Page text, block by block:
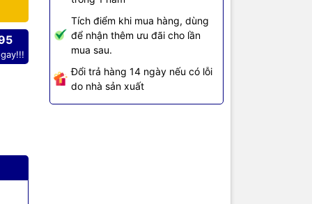
Tích điểm khi mua hàng, dùng
để nhận thêm ưu đãi cho lần
mua sau.
Đổi trả hàng 14 ngày nếu có lỗi
do nhà sản xuất
hiệu năng
Mic sẽ là